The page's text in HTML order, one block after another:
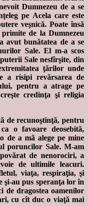
Dumnezeu de a se
pe Acela care este
veşnică. Poate însă
primite de la Dumnezeu
avut bunătatea de a se
Sale. El m-a scos
Sale nesfîrşite, din
ţărilor unde
a risipi revărsarea de
pentru a atrage pe
credinţa şi religia
de recunoştinţă, pentru
o favoare deosebită,
de a mă alege pe mine
poruncilor Sale. M-am
de nenorociri, a
de ultimile leacuri.
viaţa, respiraţia, şi
şi-au pus speranţa lor în
de dragostea oamenilor
cu cît duc o viaţă mai